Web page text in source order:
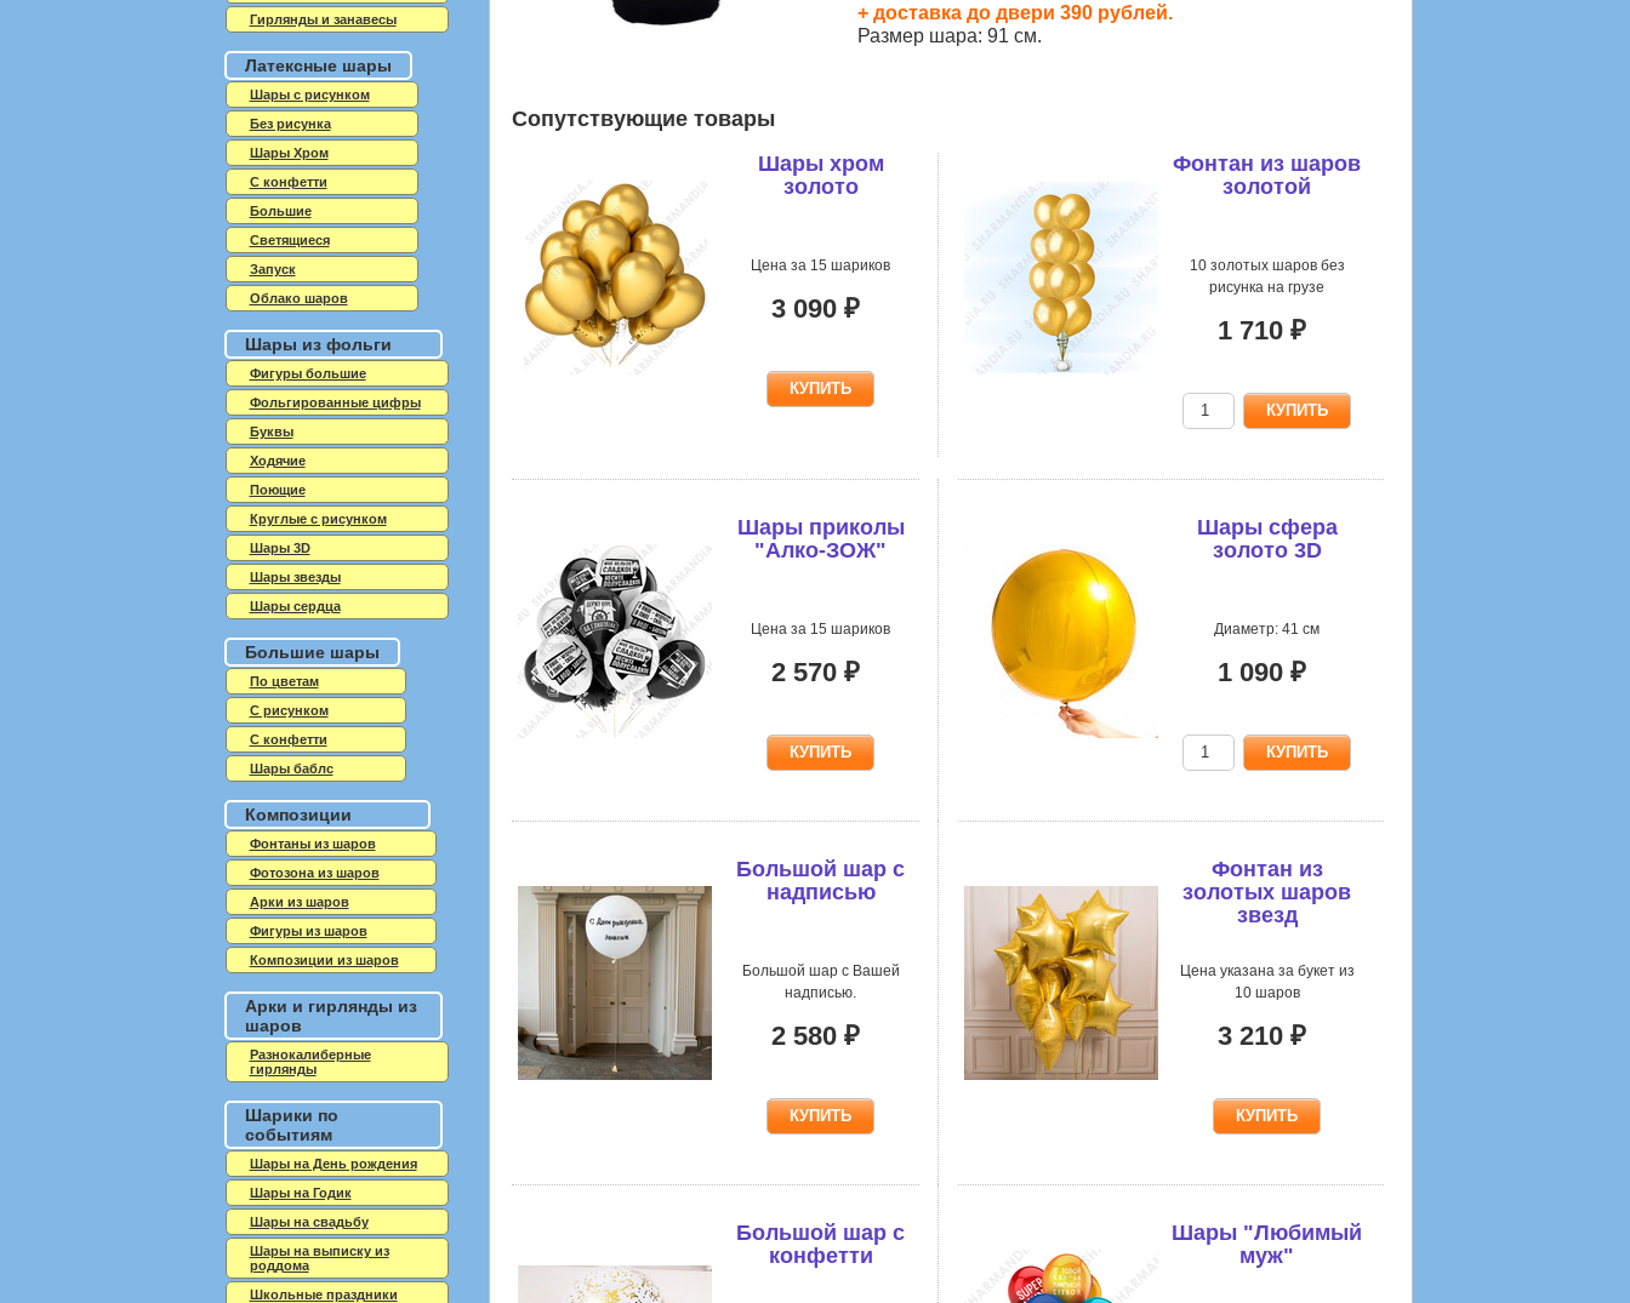
+ доставка до двери 390 рублей.
Размер шара: 91 см.
Сопутствующие товары
Шары хром
золото
Цена за 15 шариков
3 090 ₽
Фонтан из шаров
золотой
10 золотых шаров без
рисунка на грузе
1 710 ₽
Шары приколы
"Алко-ЗОЖ"
Цена за 15 шариков
2 570 ₽
Шары сфера
золото 3D
Диаметр: 41 см
1 090 ₽
Большой шар с
надписью
Большой шар с Вашей
надписью.
2 580 ₽
Фонтан из
золотых шаров
звезд
Цена указана за букет из
10 шаров
3 210 ₽
Большой шар с
конфетти
Шары "Любимый
муж"
Гирлянды и занавесы
Латексные шары
Шары с рисунком
Без рисунка
Шары Хром
C конфетти
Большие
Светящиеся
Запуск
Облако шаров
Шары из фольги
Фигуры большие
Фольгированные цифры
Буквы
Ходячие
Поющие
Круглые с рисунком
Шары 3D
Шары звезды
Шары сердца
Большие шары
По цветам
С рисунком
С конфетти
Шары баблс
Композиции
Фонтаны из шаров
Фотозона из шаров
Арки из шаров
Фигуры из шаров
Композиции из шаров
Арки и гирлянды из
шаров
Разнокалиберные
гирлянды
Шарики по
событиям
Шары на День рождения
Шары на Годик
Шары на свадьбу
Шары на выписку из
роддома
Школьные праздники